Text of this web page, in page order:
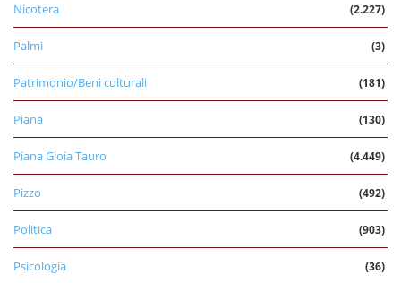
Nicotera (2.227)
Palmi (3)
Patrimonio/Beni culturali (181)
Piana (130)
Piana Gioia Tauro (4.449)
Pizzo (492)
Politica (903)
Psicologia (36)